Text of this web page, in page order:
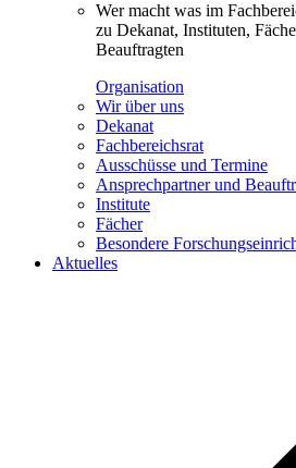
Wer macht was im
zu Dekanat, Instituten,
Beauftragten
Organisation
Wir über uns
Dekanat
Fachbereichsrat
Ausschüsse und Termine
Ansprechpartner und
Institute
Fächer
Besondere
Aktuelles